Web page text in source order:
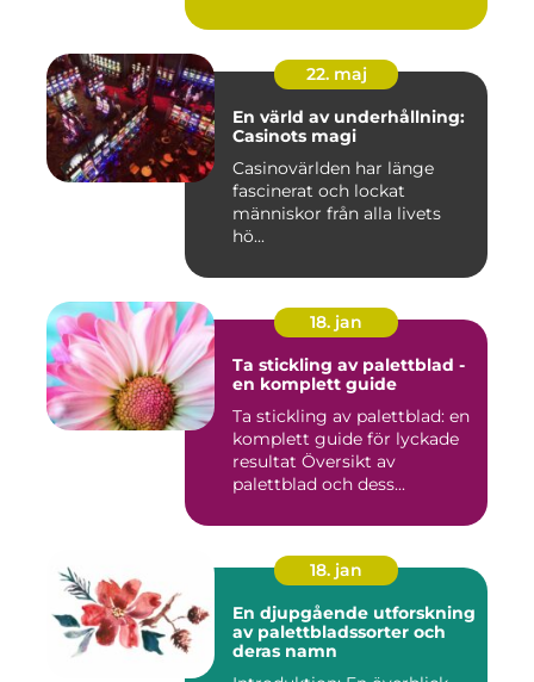
22. maj
En värld av underhållning:
Casinots magi
Casinovärlden har länge
fascinerat och lockat
människor från alla livets
hö...
18. jan
Ta stickling av palettblad -
en komplett guide
Ta stickling av palettblad: en
komplett guide för lyckade
resultat Översikt av
palettblad och dess...
18. jan
En djupgående utforskning
av palettbladssorter och
deras namn